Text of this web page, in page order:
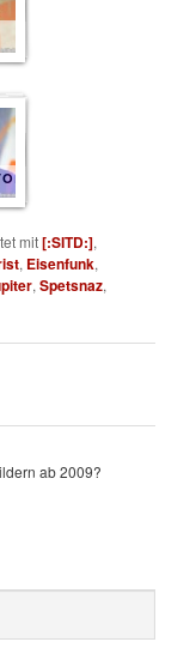
mit[:SITD:],
, Eisenfunk,
,Spetsnaz,
ab 2009?